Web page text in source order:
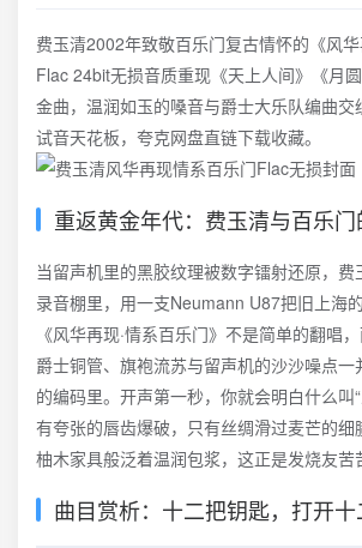
费玉清2002年致敬百乐门复古情怀的《风
Flac 24bit无损音质重现《天上人间》《月
金曲，温润如玉的嗓音与爵士大乐队编曲交
试音天花板，夸克网盘直链下载收藏。
重返黄金年代：费玉清与百乐
当留声机里的黑胶纹理被数字镭射还原，
录音棚里，用一支Neumann U87把旧上海
《风华再现·情系百乐门》不是简单的翻唱
爵士铜管、旗袍流苏与留声机的沙沙噪点
的编码里。开声第一秒，你就会明白什么
有夸张的唇齿爆破，只有丝绸滑过麦芒的细
柚木家具般泛着温润包浆，这正是发烧友苦
曲目赏析：十二把钥匙，打开